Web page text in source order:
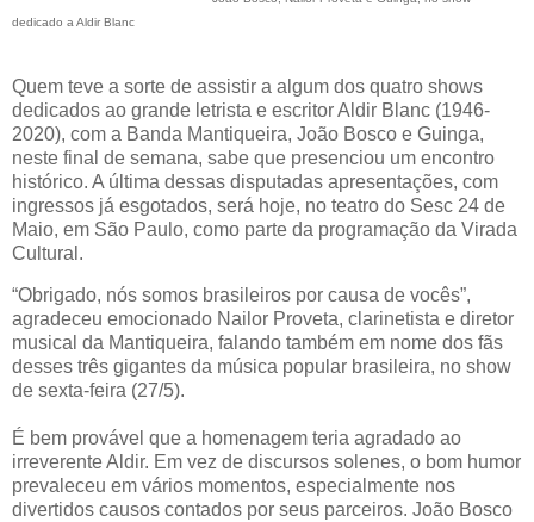
dedicado a Aldir Blanc
Quem teve a sorte de assistir a algum dos quatro shows
dedicados ao grande letrista e escritor Aldir Blanc (1946-
2020), com a Banda Mantiqueira, João Bosco e Guinga,
neste final de semana, sabe que presenciou um encontro
histórico. A última dessas disputadas apresentações, com
ingressos já esgotados, será hoje, no teatro do Sesc 24 de
Maio, em São Paulo, como parte da programação da Virada
Cultural.
“Obrigado, nós somos brasileiros por causa de vocês”,
agradeceu emocionado Nailor Proveta, clarinetista e diretor
musical da Mantiqueira, falando também em nome dos fãs
desses três gigantes da música popular brasileira, no show
de sexta-feira (27/5).
É bem provável que a homenagem teria agradado ao
irreverente Aldir. Em vez de discursos solenes, o bom humor
prevaleceu em vários momentos, especialmente nos
divertidos causos contados por seus parceiros. João Bosco